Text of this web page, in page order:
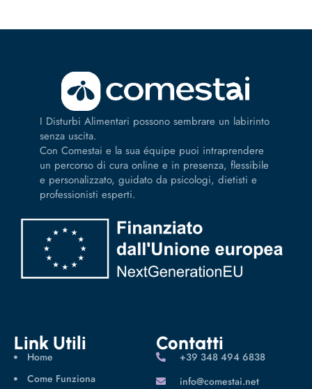
I Disturbi Alimentari possono sembrare un labirinto
senza uscita.
Con Comestai e la sua équipe puoi intraprendere
un percorso di cura online e in presenza, flessibile
e personalizzato, guidato da psicologi, dietisti e
professionisti esperti.
Link Utili
Home
Come Funziona
Contatti
‪+39 348 494 6838
info@comestai.net